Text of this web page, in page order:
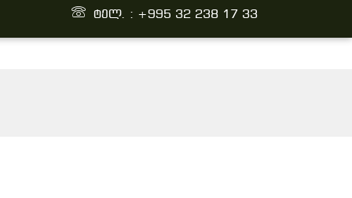
ტელ. : +995 32 238 17 33